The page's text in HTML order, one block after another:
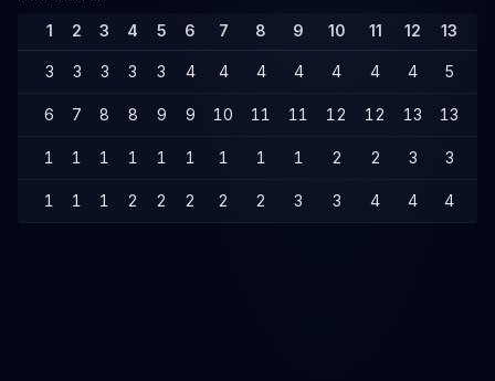
1 2 3 4 5 6 7 8 9 10 11 12 13
3 3 3 3 3 4 4 4 4 4 4 4 5
6 7 8 8 9 9 10 11 11 12 12 13 13
1 1 1 1 1 1 1 1 1 2 2 3 3
1 1 1 2 2 2 2 2 3 3 4 4 4